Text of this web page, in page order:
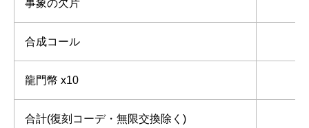
事象の欠片
合成コール
龍門幣 x10
合計(復刻コーデ・無限交換除く)